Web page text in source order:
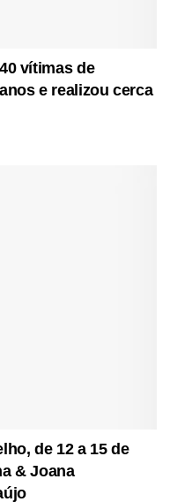
vítimas de
e realizou cerca
de 12 a 15 de
& Joana